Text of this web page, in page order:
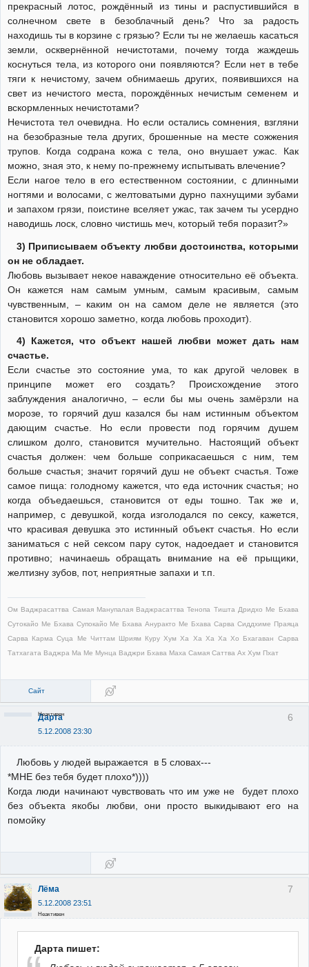
прекрасный лотос, рождённый из тины и распустившийся в
солнечном свете в безоблачный день? Что за радость
находишь ты в корзине с грязью? Если ты не желаешь касаться
земли, осквернённой нечистотами, почему тогда жаждешь
коснуться тела, из которого они появляются? Если нет в тебе
тяги к нечистому, зачем обнимаешь других, появившихся на
свет из нечистого места, порождённых нечистым семенем и
вскормленных нечистотами?
Нечистота тел очевидна. Но если остались сомнения, взгляни
на безобразные тела других, брошенные на месте сожжения
трупов. Когда содрана кожа с тела, оно внушает ужас. Как
можно, зная это, к нему по-прежнему испытывать влечение?
Если нагое тело в его естественном состоянии, с длинными
ногтями и волосами, с желтоватыми дурно пахнущими зубами
и запахом грязи, поистине вселяет ужас, так зачем ты усердно
наводишь лоск, словно чистишь меч, который тебя поразит?»
3) Приписываем объекту любви достоинства, которыми
он не обладает.
Любовь вызывает некое наваждение относительно её объекта.
Он кажется нам самым умным, самым красивым, самым
чувственным, – каким он на самом деле не является (это
становится хорошо заметно, когда любовь проходит).
4) Кажется, что объект нашей любви может дать нам
счастье.
Если счастье это состояние ума, то как другой человек в
принципе может его создать? Происхождение этого
заблуждения аналогично, – если бы мы очень замёрзли на
морозе, то горячий душ казался бы нам истинным объектом
дающим счастье. Но если провести под горячим душем
слишком долго, становится мучительно. Настоящий объект
счастья должен: чем больше соприкасаешься с ним, тем
больше счастья; значит горячий душ не объект счастья. Тоже
самое пища: голодному кажется, что еда источник счастья; но
когда объедаешься, становится от еды тошно. Так же и,
например, с девушкой, когда изголодался по сексу, кажется,
что красивая девушка это истинный объект счастья. Но если
заниматься с ней сексом пару суток, надоедает и становится
противно; начинаешь обращать внимание на её прыщики,
желтизну зубов, пот, неприятные запахи и т.п.
Ом Ваджрасаттва Самая Манупалая Ваджрасаттва Тенопа Тишта Дридхо Ме Бхава
Сутокайо Ме Бхава Супокайо Ме Бхава Ануракто Ме Бхава Сарва Сиддхиме Праяца
Сарва Карма Суца Ме Читтам Шриям Куру Хум Ха Ха Ха Ха Хо Бхагаван Сарва
Татхагата Ваджра Ма Ме Мунца Ваджри Бхава Маха Самая Саттва Ах Хум Пхат
Сайт
6
Дарта
5.12.2008 23:30
Неактивен
Любовь у людей выражается в 5 словах---
*МНЕ без тебя будет плохо*))))
Когда люди начинают чувствовать что им уже не будет плохо
без объекта якобы любви, они просто выкидывают его на
помойку
7
Лёма
5.12.2008 23:51
Неактивен
Дарта пишет: